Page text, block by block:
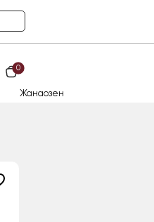
0
Жанаозен